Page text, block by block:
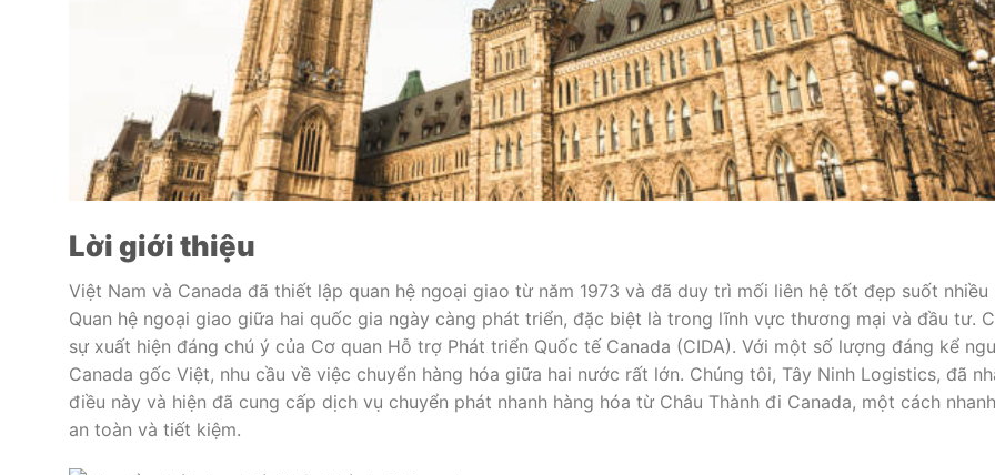
Lời giới thiệu
Việt Nam và Canada đã thiết lập quan hệ ngoại giao từ năm 1973 và đã duy trì mối liên hệ tốt đẹp suốt nhiều
Quan hệ ngoại giao giữa hai quốc gia ngày càng phát triển, đặc biệt là trong lĩnh vực thương mại và đầu tư.
sự xuất hiện đáng chú ý của Cơ quan Hỗ trợ Phát triển Quốc tế Canada (CIDA). Với một số lượng đáng kể
Canada gốc Việt, nhu cầu về việc chuyển hàng hóa giữa hai nước rất lớn. Chúng tôi, Tây Ninh Logistics, đã
điều này và hiện đã cung cấp dịch vụ chuyển phát nhanh hàng hóa từ Châu Thành đi Canada, một cách
an toàn và tiết kiệm.